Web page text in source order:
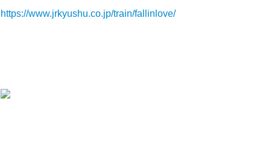
https://www.jrkyushu.co.jp/train/fallinlove/